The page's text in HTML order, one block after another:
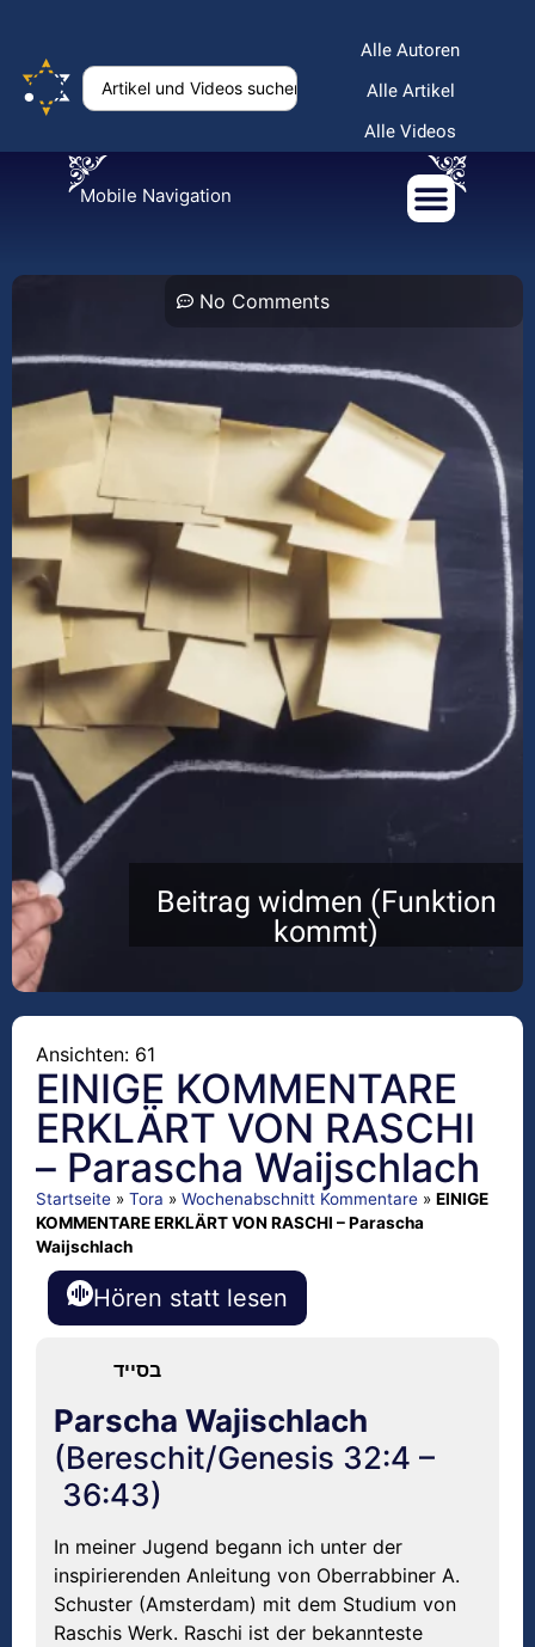
Alle Autoren
Alle Artikel
Alle Videos
Mobile Navigation
No Comments
Beitrag widmen (Funktion
kommt)
Ansichten: 61
EINIGE KOMMENTARE
ERKLÄRT VON RASCHI
– Parascha Waijschlach
Startseite » Tora » Wochenabschnitt Kommentare » EINIGE
KOMMENTARE ERKLÄRT VON RASCHI – Parascha
Waijschlach
Hören statt lesen
בסייד
Parscha Wajischlach
(Bereschit/Genesis 32:4 –
36:43)
In meiner Jugend begann ich unter der
inspirierenden Anleitung von Oberrabbiner A.
Schuster (Amsterdam) mit dem Studium von
Raschis Werk. Raschi ist der bekannteste